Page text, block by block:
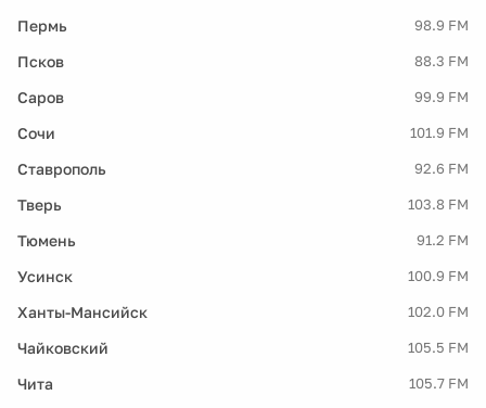
Пермь 98.9 FM
Псков 88.3 FM
Саров 99.9 FM
Сочи 101.9 FM
Ставрополь 92.6 FM
Тверь 103.8 FM
Тюмень 91.2 FM
Усинск 100.9 FM
Ханты-Мансийск 102.0 FM
Чайковский 105.5 FM
Чита 105.7 FM